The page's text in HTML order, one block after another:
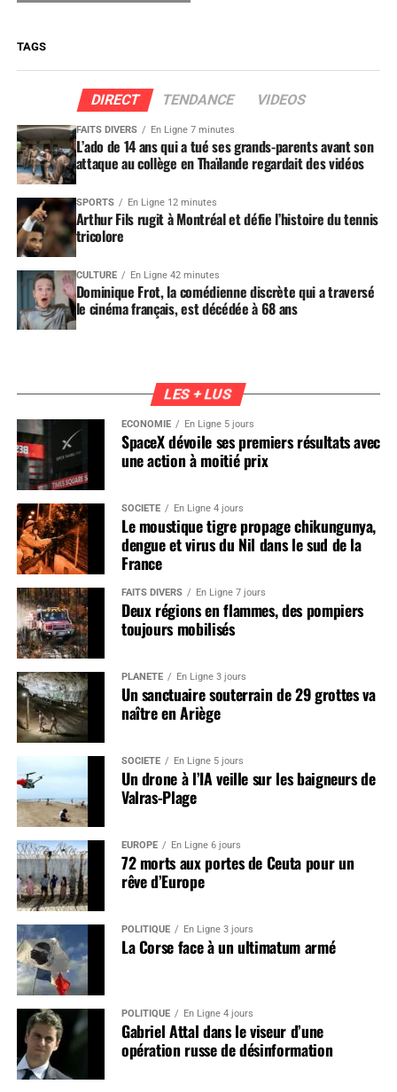
TAGS
DIRECT TENDANCE VIDEOS
FAITS DIVERS En Ligne 7 minutes
L’ado de 14 ans qui a tué ses grands-parents avant son
attaque au collège en Thaïlande regardait des vidéos
SPORTS En Ligne 12 minutes
Arthur Fils rugit à Montréal et défie l’histoire du tennis
tricolore
CULTURE En Ligne 42 minutes
Dominique Frot, la comédienne discrète qui a traversé
le cinéma français, est décédée à 68 ans
LES + LUS
ÉCONOMIE En Ligne 5 jours
SpaceX dévoile ses premiers résultats avec
une action à moitié prix
SOCIÉTÉ En Ligne 4 jours
Le moustique tigre propage chikungunya,
dengue et virus du Nil dans le sud de la
France
FAITS DIVERS En Ligne 7 jours
Deux régions en flammes, des pompiers
toujours mobilisés
PLANÈTE En Ligne 3 jours
Un sanctuaire souterrain de 29 grottes va
naître en Ariège
SOCIÉTÉ En Ligne 5 jours
Un drone à l’IA veille sur les baigneurs de
Valras-Plage
EUROPE En Ligne 6 jours
72 morts aux portes de Ceuta pour un
rêve d’Europe
POLITIQUE En Ligne 3 jours
La Corse face à un ultimatum armé
POLITIQUE En Ligne 4 jours
Gabriel Attal dans le viseur d’une
opération russe de désinformation